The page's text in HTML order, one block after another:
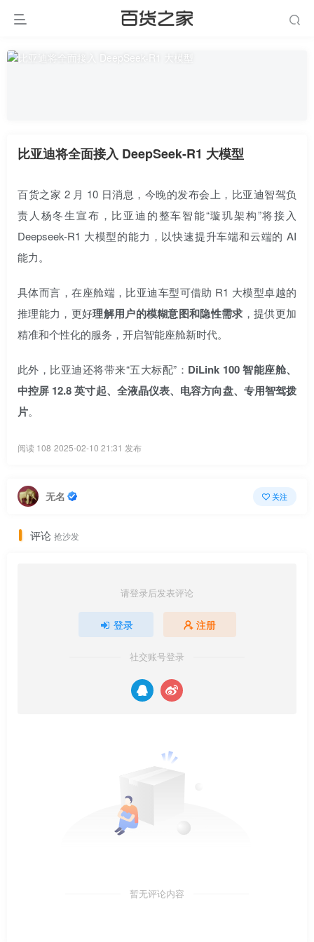
比亚迪将全面接入 DeepSeek-R1 大模型
百货之家 2 月 10 日消息，今晚的发布会上，比亚迪智驾负
责人杨冬生宣布，比亚迪的整车智能“璇玑架构”将接入
Deepseek-R1 大模型的能力，以快速提升车端和云端的 AI
能力。
具体而言，在座舱端，比亚迪车型可借助 R1 大模型卓越的
推理能力，更好理解用户的模糊意图和隐性需求 ，提供更加
精准和个性化的服务，开启智能座舱新时代。
此外，比亚迪还将带来“五大标配”： DiLink 100 智能座舱、
中控屏 12.8 英寸起、全液晶仪表、电容方向盘、专用智驾拨
片。
阅读 108 2025-02-10 21:31 发布
无名 关注
评论 抢沙发
请登录后发表评论
登录 注册
社交账号登录
暂无评论内容